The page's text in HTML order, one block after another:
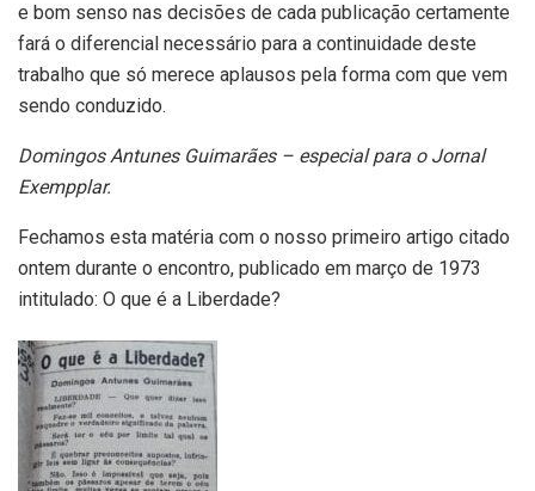
e bom senso nas decisões de cada publicação certamente
fará o diferencial necessário para a continuidade deste
trabalho que só merece aplausos pela forma com que vem
sendo conduzido.
Domingos Antunes Guimarães – especial para o Jornal
Exempplar.
Fechamos esta matéria com o nosso primeiro artigo citado
ontem durante o encontro, publicado em março de 1973
intitulado: O que é a Liberdade?